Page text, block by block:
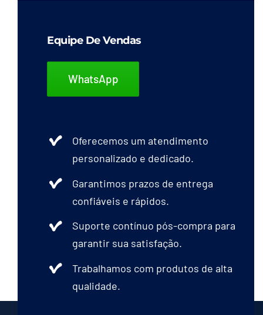
Equipe De Vendas
WhatsApp
Oferecemos um atendimento
personalizado e dedicado.
Garantimos prazos de entrega
confiáveis e rápidos.
Suporte contínuo pós-compra para
garantir sua satisfação.
Trabalhamos com produtos de alta
qualidade.